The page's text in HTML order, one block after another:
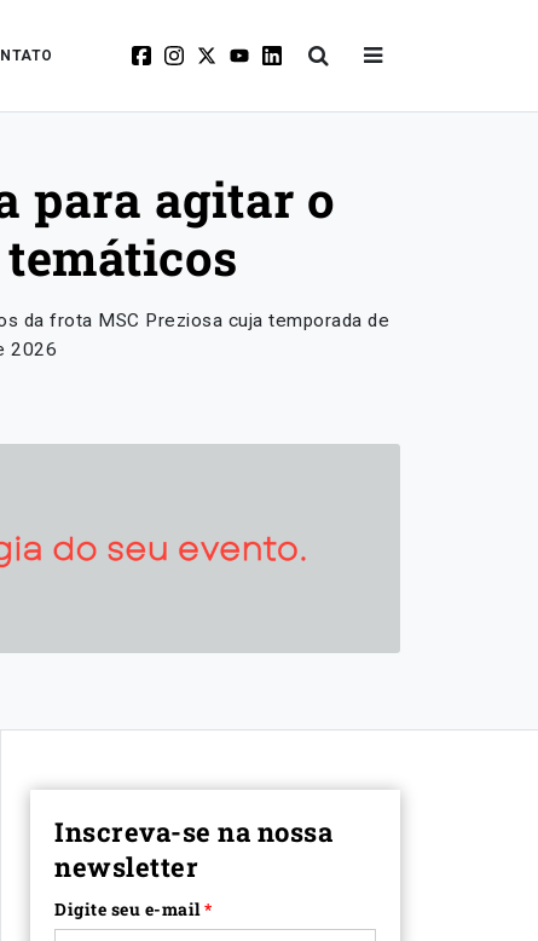
para agitar o
da frota MSC Preziosa cuja temporada de
2026
Inscreva-se na nossa
newsletter
Digite seu e-mail*